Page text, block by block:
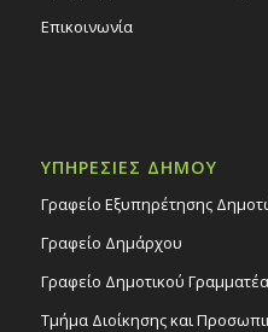
Επικοινωνία
ΥΠΗΡΕΣΙΕΣ ΔΗΜΟΥ
Γραφείο Εξυπηρέτησης
Γραφείο Δημάρχου
Γραφείο Δημοτικού Γραμματέα
Τμήμα Διοίκησης και